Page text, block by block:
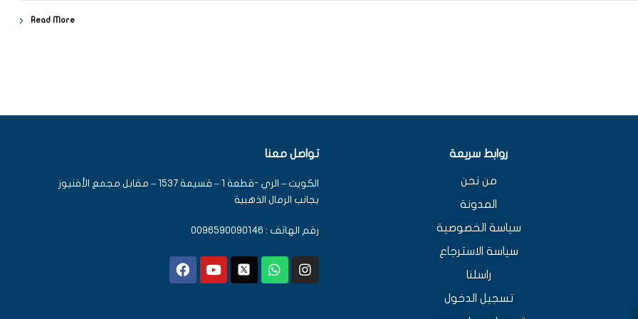
Read More
روابط سريعة
من نحن
المدونة
سياسة الخصوصية
سياسة الاسترجاع
راسلنا
تسجيل الدخول
تواصل معنا
الكويت – الري -قطعة 1 – قسيمة 1537 – مقابل مجمع الأفنيوز
بجانب الرمال الذهبية
رقم الهاتف : 0096590090146